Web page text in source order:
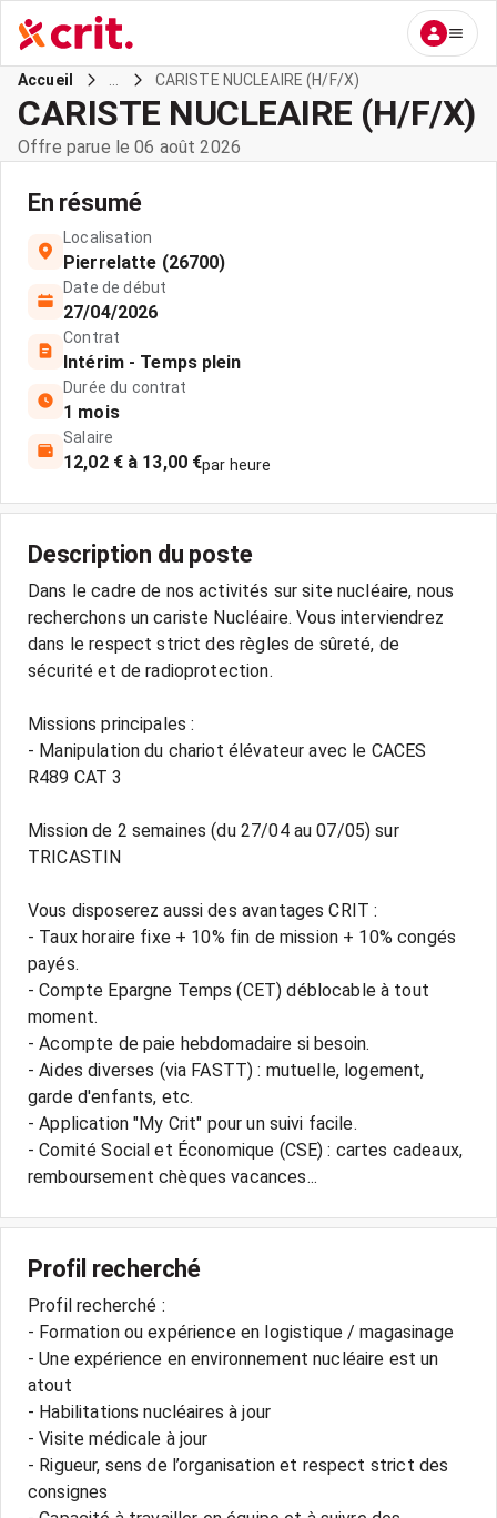
Accueil CARISTE NUCLEAIRE (H/F/X)
CARISTE NUCLEAIRE (H/F/X)
Offre parue le 06 août 2026
En résumé
Localisation
Pierrelatte (26700)
Date de début
27/04/2026
Contrat
Intérim - Temps plein
Durée du contrat
1 mois
Salaire
12,02 € à 13,00 €par heure
Description du poste
Dans le cadre de nos activités sur site nucléaire, nous
recherchons un cariste Nucléaire. Vous interviendrez
dans le respect strict des règles de sûreté, de
sécurité et de radioprotection.
Missions principales :
- Manipulation du chariot élévateur avec le CACES
R489 CAT 3
Mission de 2 semaines (du 27/04 au 07/05) sur
TRICASTIN
Vous disposerez aussi des avantages CRIT :
- Taux horaire fixe + 10% fin de mission + 10% congés
payés.
- Compte Epargne Temps (CET) déblocable à tout
moment.
- Acompte de paie hebdomadaire si besoin.
- Aides diverses (via FASTT) : mutuelle, logement,
garde d'enfants, etc.
- Application "My Crit" pour un suivi facile.
- Comité Social et Économique (CSE) : cartes cadeaux,
remboursement chèques vacances...
Profil recherché
Profil recherché :
- Formation ou expérience en logistique / magasinage
- Une expérience en environnement nucléaire est un
atout
- Habilitations nucléaires à jour
- Visite médicale à jour
- Rigueur, sens de l’organisation et respect strict des
consignes